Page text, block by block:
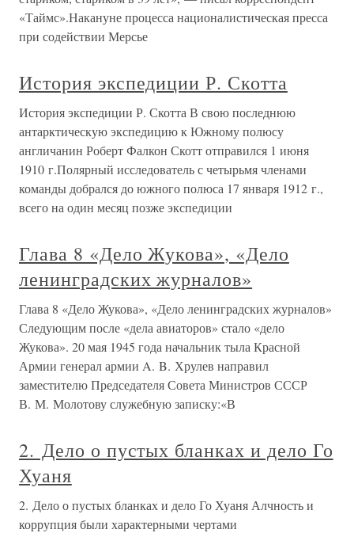
«Таймс».Накануне процесса националистическая пресса
при содействии Мерсье
История экспедиции Р. Скотта
История экспедиции Р. Скотта В свою последнюю
антарктическую экспедицию к Южному полюсу
англичанин Роберт Фалкон Скотт отправился 1 июня
1910 г.Полярный исследователь с четырьмя членами
команды добрался до южного полюса 17 января 1912 г.,
всего на один месяц позже экспедиции
Глава 8 «Дело Жукова», «Дело
ленинградских журналов»
Глава 8 «Дело Жукова», «Дело ленинградских журналов»
Следующим после «дела авиаторов» стало «дело
Жукова». 20 мая 1945 года начальник тыла Красной
Армии генерал армии A. B. Хрулев направил
заместителю Председателя Совета Министров СССР
В. М. Молотову служебную записку:«В
2. Дело о пустых бланках и дело Го
Хуаня
2. Дело о пустых бланках и дело Го Хуаня Алчность и
коррупция были характерными чертами